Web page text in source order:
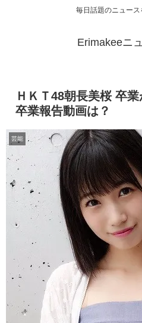
毎日話題のニュー
Erimakeeニ
ＨＫＴ48朝長美桜 卒
卒業報告動画は？
芸能